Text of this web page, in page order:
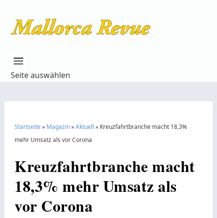
Seite auswählen
Startseite» Magazin»Aktuell » Kreuzfahrtbranche macht 18,3%
mehr Umsatz als vor Corona
Kreuzfahrtbranche macht
18,3% mehr Umsatz als
vor Corona